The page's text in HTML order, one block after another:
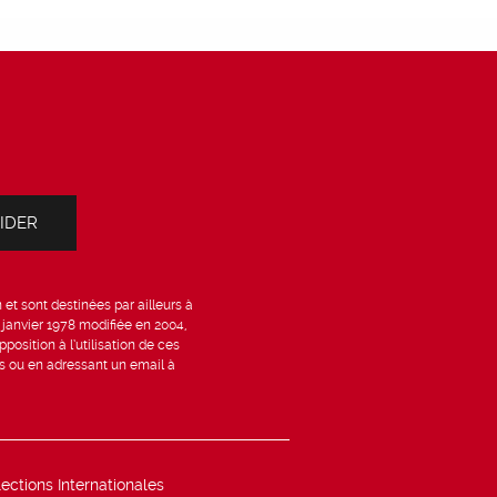
sont destinées par ailleurs à
1978 modifiée en 2004,
à l’utilisation de ces
ou en adressant un email à
Internationales